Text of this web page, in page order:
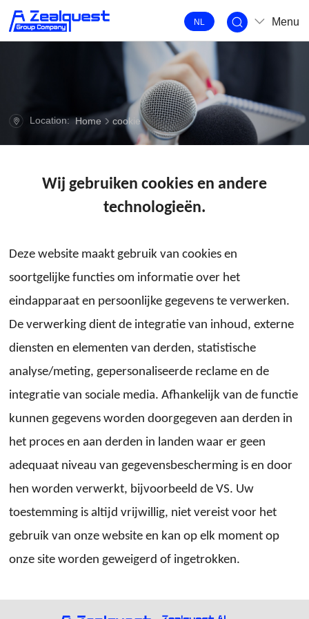
NL Menu
Location:Home cookie
Wij gebruiken cookies en andere
technologieën.
Deze website maakt gebruik van cookies en
soortgelijke functies om informatie over het
eindapparaat en persoonlijke gegevens te verwerken.
De verwerking dient de integratie van inhoud, externe
diensten en elementen van derden, statistische
analyse/meting, gepersonaliseerde reclame en de
integratie van sociale media. Afhankelijk van de functie
kunnen gegevens worden doorgegeven aan derden in
het proces en aan derden in landen waar er geen
adequaat niveau van gegevensbescherming is en door
hen worden verwerkt, bijvoorbeeld de VS. Uw
toestemming is altijd vrijwillig, niet vereist voor het
gebruik van onze website en kan op elk moment op
onze site worden geweigerd of ingetrokken.